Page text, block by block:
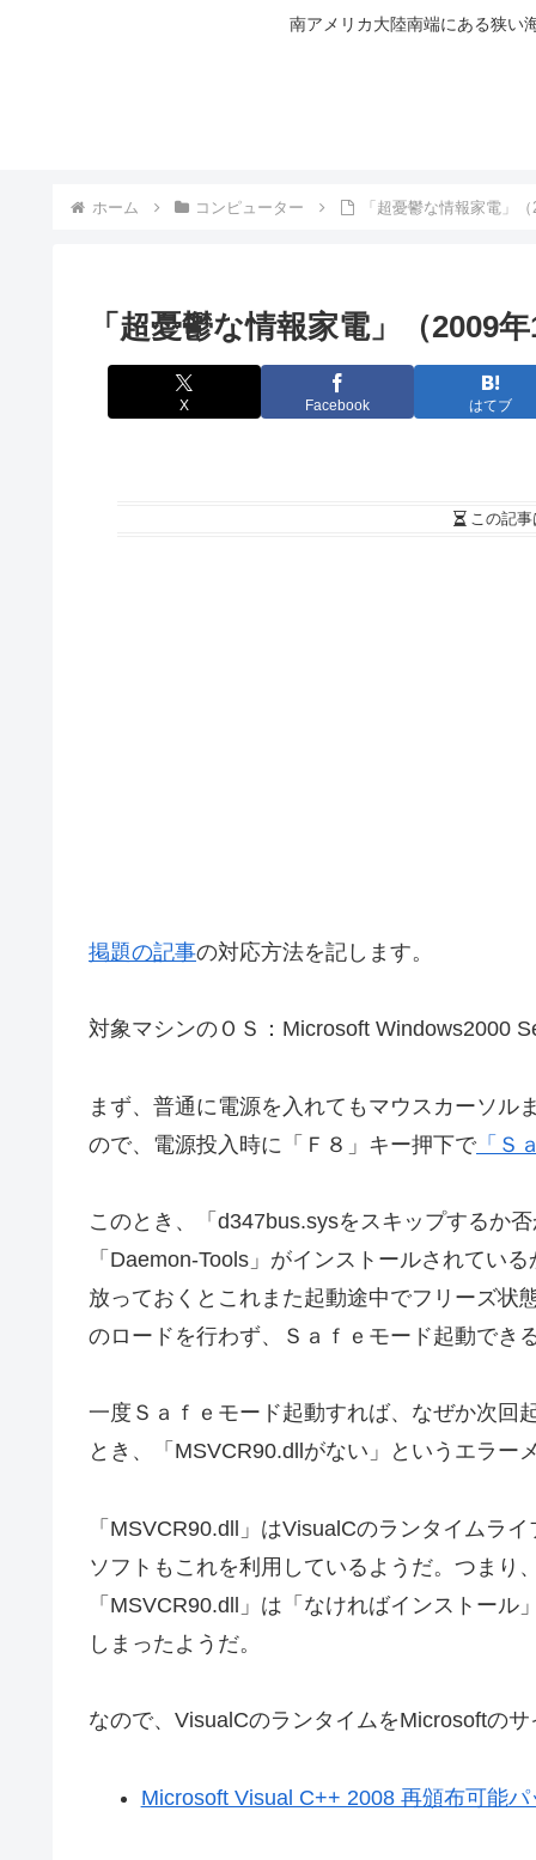
南アメリカ大陸南端にある狭い
ホーム コンピューター 「超憂鬱な情報家電」
「超憂鬱な情報家電」（2009
X Facebook はてブ
この記事
掲題の記事の対応方法を記します。
対象マシンのＯＳ：Microsoft Windows2000
まず、普通に電源を入れてもマウスカーソ
ので、電源投入時に「Ｆ８」キー押下で「Ｓ
このとき、「d347bus.sysをスキップするか
「Daemon-Tools」がインストールされてい
放っておくとこれまた起動途中でフリーズ状
のロードを行わず、Ｓａｆｅモード起動でき
一度Ｓａｆｅモード起動すれば、なぜか次回
とき、「MSVCR90.dllがない」というエラー
「MSVCR90.dll」はVisualCのランタイムラ
ソフトもこれを利用しているようだ。つまり
「MSVCR90.dll」は「なければインストール
しまったようだ。
なので、VisualCのランタイムをMicrosoftの
Microsoft Visual C++ 2008 再頒布可能パ